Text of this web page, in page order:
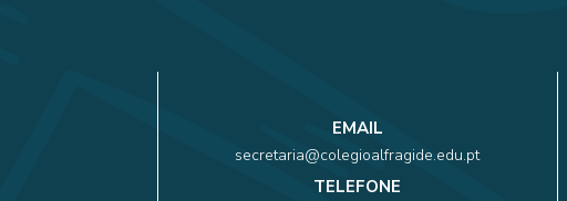
EMAIL
secretaria@colegioalfragide.edu.pt
TELEFONE